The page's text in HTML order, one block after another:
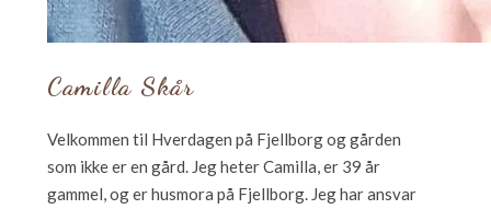
Camilla Skår
Velkommen til Hverdagen på Fjellborg og gården
som ikke er en gård. Jeg heter Camilla, er 39 år
gammel, og er husmora på Fjellborg. Jeg har ansvar